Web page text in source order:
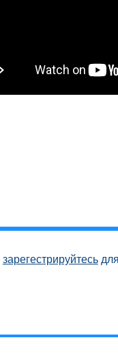
зарегестрируйтесьдля